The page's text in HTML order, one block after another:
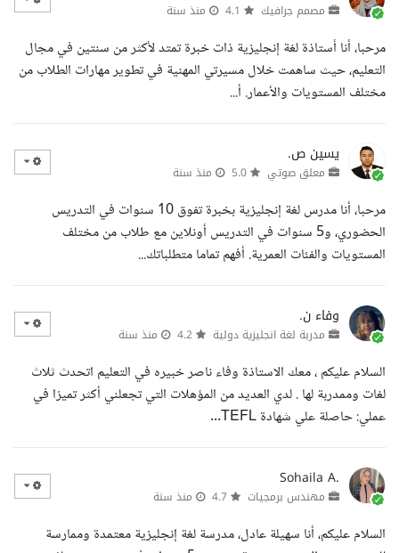
مصمم جرافيك منذ سنة
مرحبا، أنا أستاذة لغة إنجليزية ذات خبرة تمتد لأكثر من سنتين في مجال
التعليم، حيث ساهمت خلال مسيرتي المهنية في تطوير مهارات الطلاب من
مختلف المستويات والأعمار. أ...
يسين ص.
معلق صوتي منذ سنة
مرحبا، أنا مدرس لغة إنجليزية بخبرة تفوق 10 سنوات في التدريس
الحضوري، و5 سنوات في التدريس أونلاين مع طلاب من مختلف
المستويات والفئات العمرية. أفهم تماما متطلباتك...
وفاء ن.
مدربة لغة انجليزية دولية منذ سنة
السلام عليكم ، معك الاستاذة وفاء ناصر خبيره في التعليم اتحدث ثلاث
لغات وممدربة لها . لدي العديد من المؤهلات التي تجعلني أكثر تميزا في
عملي: حاصلة علي شهادة TEFL...
Sohaila A.
مهندس برمجيات منذ سنة
السلام عليكم، أنا سهيلة عادل، مدرسة لغة إنجليزية معتمدة وممارسة